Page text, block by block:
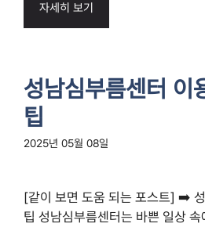
자세히 보기
성남심부름센터 이
팁
2025년 05월 08일
[같이 보면 도움 되는 포스트] ➡️
팁 성남심부름센터는 바쁜 일상